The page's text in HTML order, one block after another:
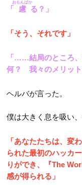
「 慮
おもんばか
る？」
「そう、それです」
「……結局のところ
何？ 我々のメリット
ヘルバが言った。
僕は大きく息を吸い
「あなたたちは、変
られた最初のハッカ
りができ、『The
感が得られる」